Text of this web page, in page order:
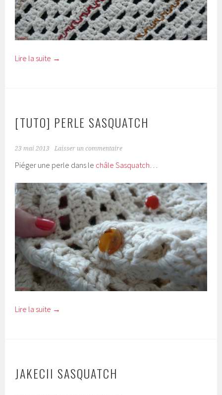
Lire la suite →
[TUTO] PERLE SASQUATCH
23 mai 2013 Laisser un commentaire
Piéger une perle dans le châle Sasquatch
Lire la suite →
JAKECII SASQUATCH